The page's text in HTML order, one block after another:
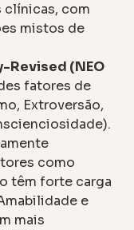
clínicas, com
mistos de
Revised (NEO
fatores de
Extroversão,
como
têm forte carga
e
mais